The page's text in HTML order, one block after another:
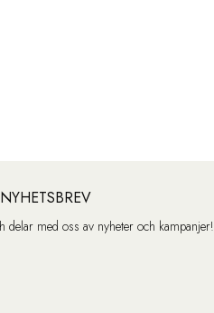
med oss av nyheter och kampanjer!